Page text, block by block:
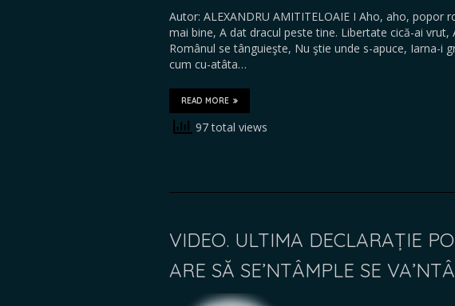
Autor: ALEXANDRU AMITITELOAIE I Aho, aho,
mai bine, A dat dracul peste tine. Libertate cică-ai
Românul se tânguieşte, Nu ştie unde s-apuce, Iarna-i
cum cu-atâta…
READ MORE
97 total views
VIDEO. ULTIMA DECLARAȚIE
ARE SĂ SE’NTÂMPLE SE